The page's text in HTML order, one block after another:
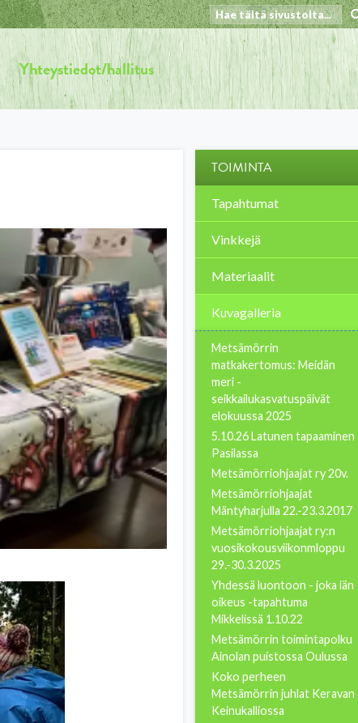
Yhteystiedot/hallitus
TOIMINTA
Tapahtumat
Vinkkejä
Materiaalit
Kuvagalleria
Metsämörrin
matkakertomus: Meidän
meri -
seikkailukasvatuspäivät
elokuussa 2025
5.10.26 Latunen tapaaminen
Pasilassa
Metsämörriohjaajat ry 20v.
Metsämörriohjaajat
Mäntyharjulla 22.-23.3.2017
Metsämörriohjaajat ry:n
vuosikokousviikonmloppu
29.-30.3.2025
Yhdessä luontoon - joka iän
oikeus -tapahtuma
Mikkelissä 1.10.22
Metsämörrin toimintapolku
Ainolan puistossa Oulussa
Koko perheen
Metsämörrin juhlat Keravan
Keinukalliossa